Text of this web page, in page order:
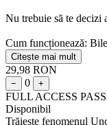
Nu trebuie să te decizi
Cum funcționează:
Citește mai mult
29,98 RON
− 0 +
FULL ACCESS
Disponibil
Trăiește fenomenul